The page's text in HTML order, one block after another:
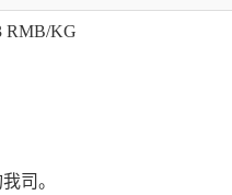
RMB/KG
司。